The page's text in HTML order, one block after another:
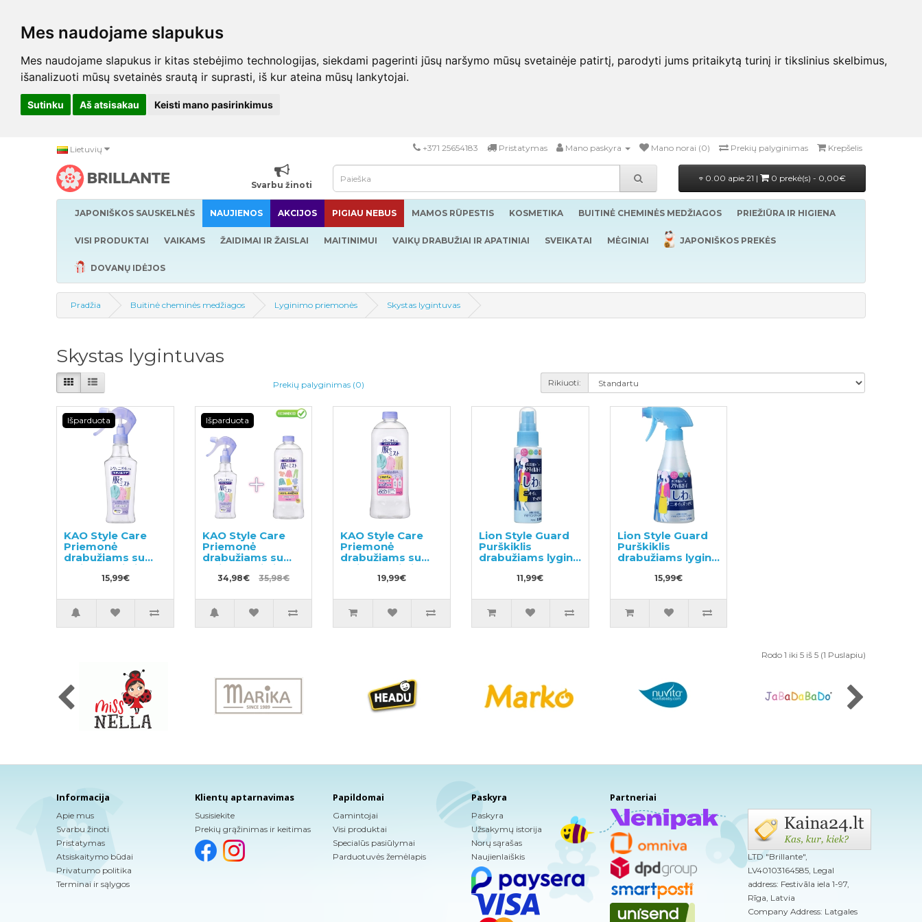
Mes naudojame slapukus
Mes naudojame slapukus ir kitas stebėjimo technologijas, siekdami pagerinti jūsų naršymo mūsų svetainėje patirtį, parodyti jums pritaikytą turinį ir tikslinius skelbimus,
išanalizuoti mūsų svetainės srautą ir suprasti, iš kur ateina mūsų lankytojai.
Sutinku Aš atsisakau Keisti mano pasirinkimus
Lietuvių +371 25654183 Pristatymas Mano paskyra Mano norai (0) Prekių palyginimas Krepšelis
Svarbu žinoti
0.00 apie 21 | 0 prekė(s) - 0,00€
JAPONIŠKOS SAUSKELNĖS NAUJIENOS AKCIJOS PIGIAU NEBUS MAMOS RŪPESTIS KOSMETIKA BUITINĖ CHEMINĖS MEDŽIAGOS PRIEŽIŪRA IR HIGIENA
VISI PRODUKTAI VAIKAMS ŽAIDIMAI IR ŽAISLAI MAITINIMUI VAIKŲ DRABUŽIAI IR APATINIAI SVEIKATAI MĖGINIAI JAPONIŠKOS PREKĖS
DOVANŲ IDĖJOS
Pradžia Buitinė cheminės medžiagos Lyginimo priemonės Skystas lygintuvas
Skystas lygintuvas
Prekių palyginimas (0) Rikiuoti:
Išparduota
KAO Style Care
Priemonė
drabužiams su
lyginamuoju ir
antistatiniu
15,99€
Išparduota
KAO Style Care
Priemonė
drabužiams su
lyginamuoju ir
antistatiniu
užpildas 400ml
34,98€ 35,98€
KAO Style Care
Priemonė
drabužiams su
lyginamuoju ir
antistatiniu
400ml
19,99€
Lion Style Guard
Purškiklis
drabužiams lyginti
11,99€
Lion Style Guard
Purškiklis
drabužiams lyginti
15,99€
Rodo 1 iki 5 iš 5 (1 Puslapiu)
Informacija
Apie mus
Svarbu žinoti
Pristatymas
Atsiskaitymo būdai
Privatumo politika
Terminai ir sąlygos
Klientų aptarnavimas
Susisiekite
Prekių grąžinimas ir keitimas
Papildomai
Gamintojai
Visi produktai
Specialūs pasiūlymai
Parduotuvės žemėlapis
Paskyra
Paskyra
Užsakymų istorija
Norų sąrašas
Naujienlaiškis
Partneriai
LTD "Brillante",
LV40103164585, Legal
address: Festivāla iela 1-97,
Rīga, Latvia
Company Address: Latgales